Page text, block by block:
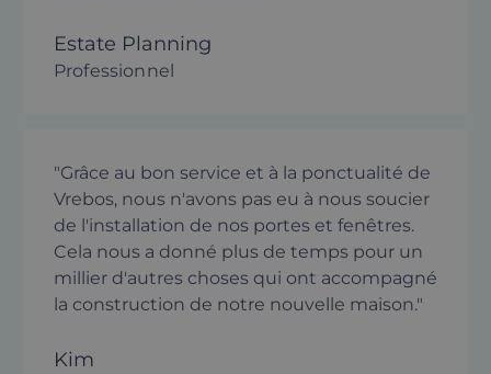
Estate Planning
Professionnel
"Grâce au bon service et à la ponctualité de
Vrebos, nous n'avons pas eu à nous soucier
de l'installation de nos portes et fenêtres.
Cela nous a donné plus de temps pour un
millier d'autres choses qui ont accompagné
la construction de notre nouvelle maison."
Kim